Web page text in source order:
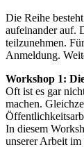
Die Reihe
aufeinander auf.
teilzunehmen.
Anmeldung.
Workshop 1:
Oft ist es gar
machen.
In diesem
unserer Arbeit